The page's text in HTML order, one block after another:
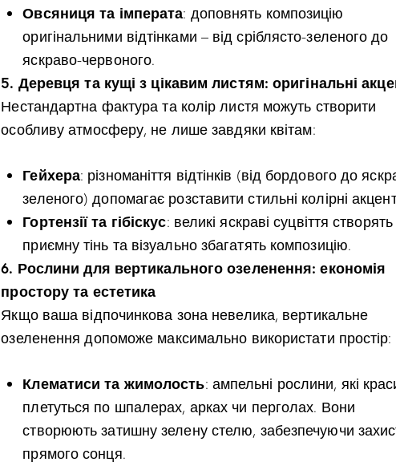
Овсяниця та імперата: доповнять композицію
оригінальними відтінками – від сріблясто-зеленого до
яскраво-червоного.
5. Деревця та кущі з цікавим листям: оригінальні
Нестандартна фактура та колір листя можуть створити
особливу атмосферу, не лише завдяки квітам:
Гейхера: різноманіття відтінків (від бордового до
зеленого) допомагає розставити стильні колірні
Гортензії та гібіскус: великі яскраві суцвіття створять
приємну тінь та візуально збагатять композицію.
6. Рослини для вертикального озеленення: економія
простору та естетика
Якщо ваша відпочинкова зона невелика, вертикальне
озеленення допоможе максимально використати простір:
Клематиси та жимолость: ампельні рослини, які
плетуться по шпалерах, арках чи перголах. Вони
створюють затишну зелену стелю, забезпечуючи
прямого сонця.